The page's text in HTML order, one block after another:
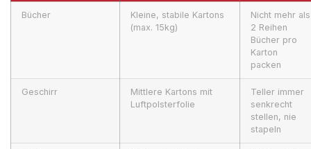
Bücher
Kleine, stabile Kartons
(max. 15kg)
Nicht mehr als
2 Reihen
Bücher pro
Karton
packen
Geschirr
Mittlere Kartons mit
Luftpolsterfolie
Teller immer
senkrecht
stellen, nie
stapeln